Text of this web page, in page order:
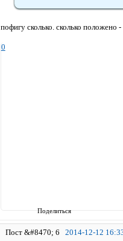
Поделиться
пофигу сколько. сколько положено
0
6 2014-12-12